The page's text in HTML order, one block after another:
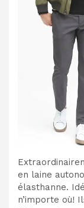
en laine
élasthanne.
n’importe où!